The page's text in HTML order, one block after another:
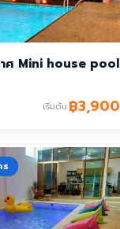
ศ Mini house pool
เริ่มต้น ฿3,900
ร